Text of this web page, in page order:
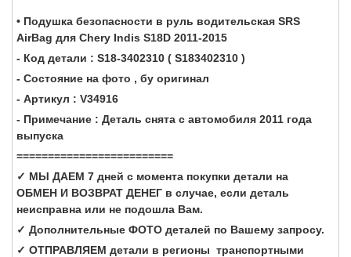
• Подушка безопасности в руль водительская SRS
AirBag для Chery Indis S18D 2011-2015
- Код детали : S18-3402310 ( S183402310 )
- Состояние на фото , бу оригинал
- Артикул : V34916
- Примечание : Деталь снята с автомобиля 2011 года
выпуска
=========================
✓ МЫ ДАЕМ 7 дней с момента покупки детали на
ОБМЕН И ВОЗВРАТ ДЕНЕГ в случае, если деталь
неисправна или не подошла Вам.
✓ Дополнительные ФОТО деталей по Вашему запросу.
✓ ОТПРАВЛЯЕМ детали в регионы транспортными